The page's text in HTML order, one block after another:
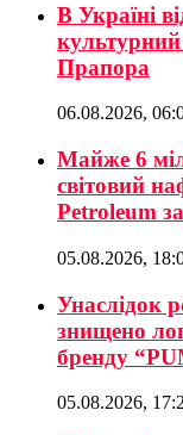
В Україні
Прапора
06.08.2026,
Майже 6
світовий
Petroleum
05.08.2026,
Унаслідок
знищено
бренду
05.08.2026,